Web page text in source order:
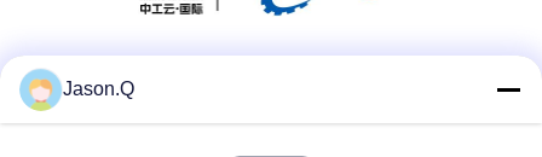
Jason.Q